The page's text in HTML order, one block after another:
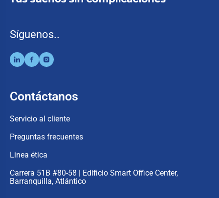
Síguenos..
Contáctanos
Servicio al cliente
Preguntas frecuentes
Linea ética
Carrera 51B #80-58 | Edificio Smart Office Center,
Barranquilla, Atlántico